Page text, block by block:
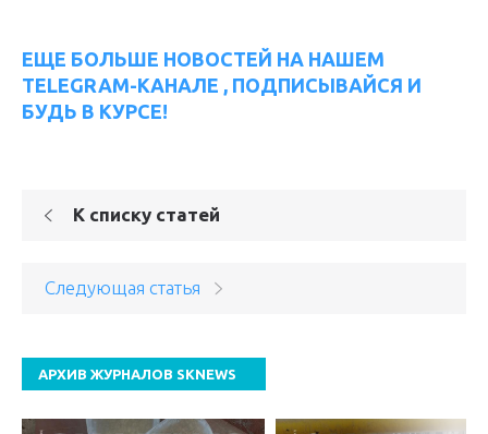
ЕЩЕ БОЛЬШЕ НОВОСТЕЙ НА НАШЕМ
TELEGRAM-КАНАЛЕ , ПОДПИСЫВАЙСЯ И
БУДЬ В КУРСЕ!
К списку статей
Следующая статья
АРХИВ ЖУРНАЛОВ SKNEWS